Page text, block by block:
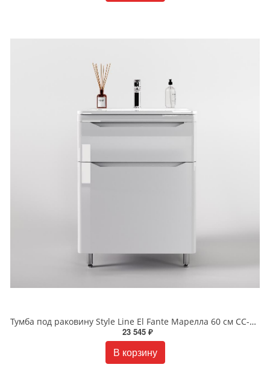
Тумба под раковину Style Line El Fante Марелла 60 см СС-00002396 белый глянец
23 545 ₽
В корзину